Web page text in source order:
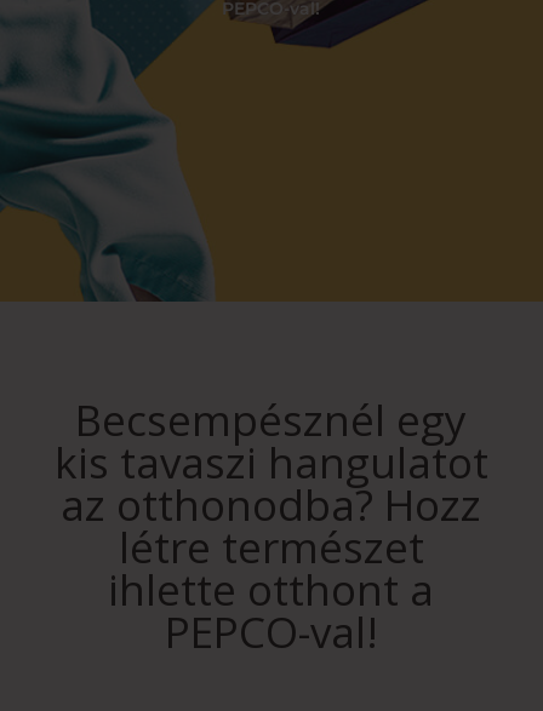
PEPCO-val!
Becsempésznél egy
kis tavaszi hangulatot
az otthonodba? Hozz
létre természet
ihlette otthont a
PEPCO-val!